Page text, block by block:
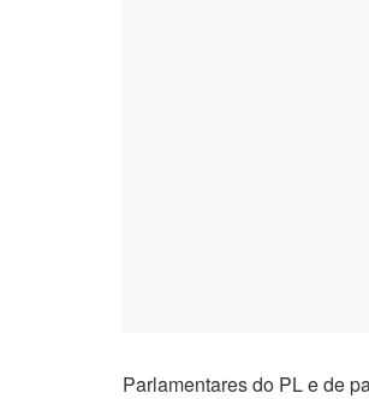
Parlamentares do PL e de